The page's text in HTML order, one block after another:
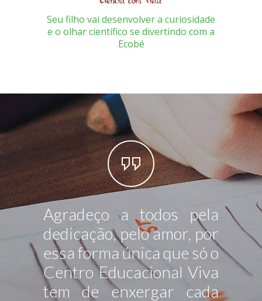
Seu filho vai desenvolver a curiosidade
e o olhar científico se divertindo com a
Ecobé
Agradeço a todos pela
dedicação, pelo amor, por
essa forma única que só o
Centro Educacional Viva
tem de enxergar cada
Não
para
ou
que